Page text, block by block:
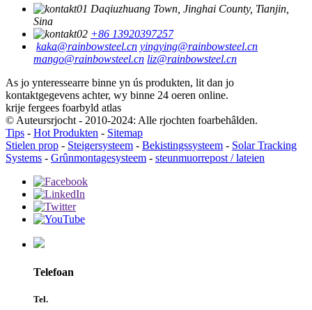
Daqiuzhuang Town, Jinghai County, Tianjin,
Sina
+86 13920397257
kaka@rainbowsteel.cn yingying@rainbowsteel.cn
mango@rainbowsteel.cn liz@rainbowsteel.cn
As jo ​​ynteressearre binne yn ús produkten, lit dan jo
kontaktgegevens achter, wy binne 24 oeren online.
krije fergees foarbyld atlas
© Auteursrjocht - 2010-2024: Alle rjochten foarbehâlden.
Tips - Hot Produkten - Sitemap
Stielen prop - Steigersysteem - Bekistingssysteem - Solar Tracking
Systems - Grûnmontagesysteem - steunmuorrepost / lateien
Telefoan
Tel.